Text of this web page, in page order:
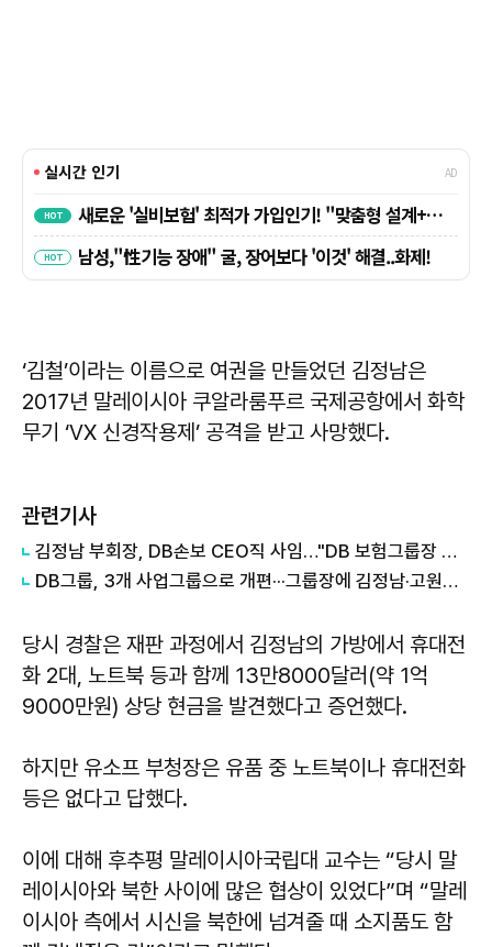
‘김철’이라는 이름으로 여권을 만들었던 김정남은
2017년 말레이시아 쿠알라룸푸르 국제공항에서 화학
무기 ‘VX 신경작용제’ 공격을 받고 사망했다.
관련기사
김정남 부회장, DB손보 CEO직 사임…"DB 보험그룹장 역할 집중"
DB그룹, 3개 사업그룹으로 개편···그룹장에 김정남·고원종·이재형
당시 경찰은 재판 과정에서 김정남의 가방에서 휴대전
화 2대, 노트북 등과 함께 13만8000달러(약 1억
9000만원) 상당 현금을 발견했다고 증언했다.
하지만 유소프 부청장은 유품 중 노트북이나 휴대전화
등은 없다고 답했다.
이에 대해 후추평 말레이시아국립대 교수는 “당시 말
레이시아와 북한 사이에 많은 협상이 있었다”며 “말레
이시아 측에서 시신을 북한에 넘겨줄 때 소지품도 함